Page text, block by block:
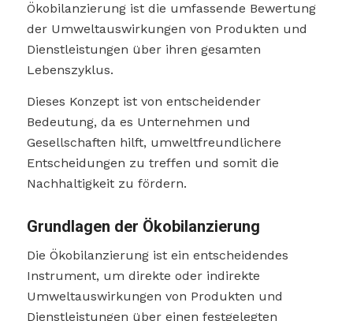
Ökobilanzierung ist die umfassende Bewertung
der Umweltauswirkungen von Produkten und
Dienstleistungen über ihren gesamten
Lebenszyklus.
Dieses Konzept ist von entscheidender
Bedeutung, da es Unternehmen und
Gesellschaften hilft, umweltfreundlichere
Entscheidungen zu treffen und somit die
Nachhaltigkeit zu fördern.
Grundlagen der Ökobilanzierung
Die Ökobilanzierung ist ein entscheidendes
Instrument, um direkte oder indirekte
Umweltauswirkungen von Produkten und
Dienstleistungen über einen festgelegten